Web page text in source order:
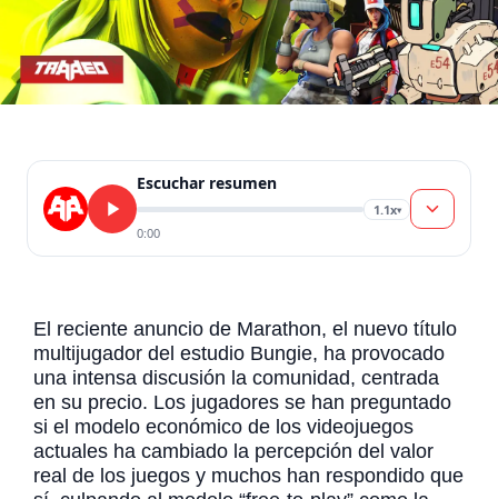
Escuchar resumen
1.1x▾
0:00
El reciente anuncio de Marathon, el nuevo título
multijugador del estudio Bungie, ha provocado
una intensa discusión la comunidad, centrada
en su precio. Los jugadores se han preguntado
si el modelo económico de los videojuegos
actuales ha cambiado la percepción del valor
real de los juegos y muchos han respondido que